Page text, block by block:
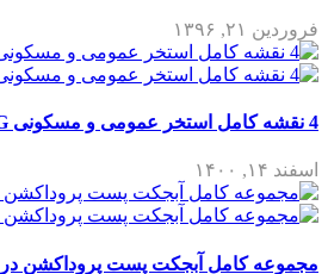
فروردین ۲۱, ۱۳۹۶
4 نقشه کامل استخر عمومی و مسکونی DWG
اسفند ۱۴, ۱۴۰۰
مجموعه کامل آبجکت پست پروداکشن